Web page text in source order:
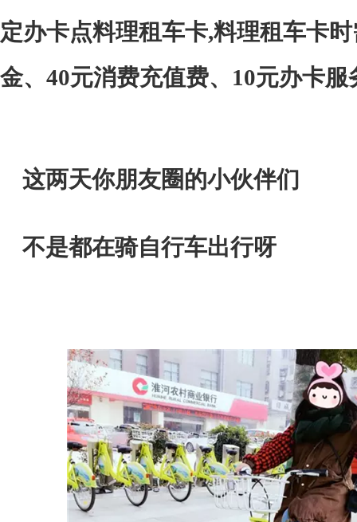
定办卡点料理租车卡,料理租车卡
金、40元消费充值费、10元办卡
这两天你朋友圈的小伙伴们
不是都在骑自行车出行呀